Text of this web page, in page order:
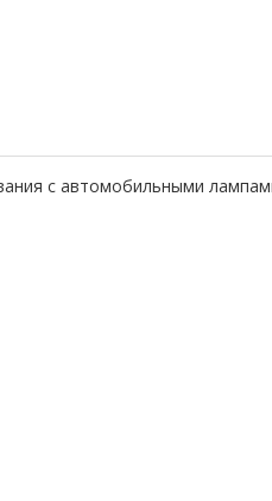
с автомобильными